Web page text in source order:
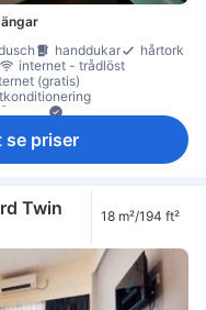
handdukar
hårtork
internet - trådlöst
(gratis)
flaska
begäran)
se priser
Twin
18 m²/194 ft²